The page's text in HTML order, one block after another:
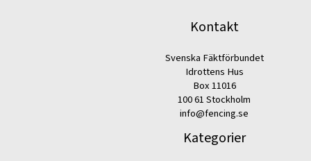
Kontakt
Svenska Fäktförbundet
Idrottens Hus
Box 11016
100 61 Stockholm
info@fencing.se
Kategorier